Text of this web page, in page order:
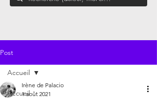
Post
Accueil
Accueil
Irène de Palacio
1 août 2021